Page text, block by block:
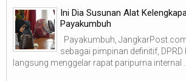
Ini Dia Susunan Alat
Payakumbuh
Payakumbuh,
sebagai pimpinan definitif,
langsung menggelar rapat paripurna internal ...